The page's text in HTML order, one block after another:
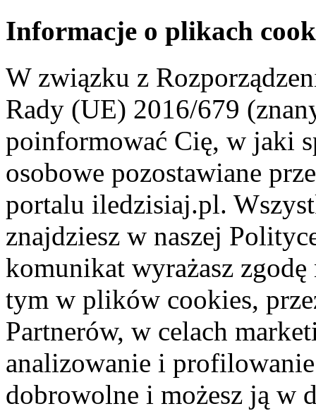
Informacje o plikach
W związku z
Rady (UE) 2016/679
poinformować Cię, w jaki
osobowe pozostawiane
portalu iledzisiaj.pl.
znajdziesz w naszej
komunikat wyrażasz
tym w plików cookies,
Partnerów, w celach
analizowanie i
dobrowolne i możesz ją w